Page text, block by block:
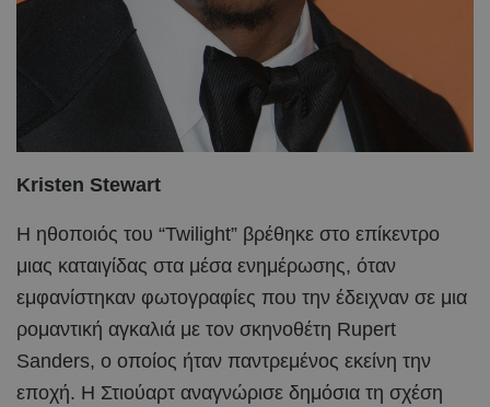
Kristen Stewart
Η ηθοποιός του “Twilight” βρέθηκε στο επίκεντρο
μιας καταιγίδας στα μέσα ενημέρωσης, όταν
εμφανίστηκαν φωτογραφίες που την έδειχναν σε μια
ρομαντική αγκαλιά με τον σκηνοθέτη Rupert
Sanders, ο οποίος ήταν παντρεμένος εκείνη την
εποχή. Η Στιούαρτ αναγνώρισε δημόσια τη σχέση